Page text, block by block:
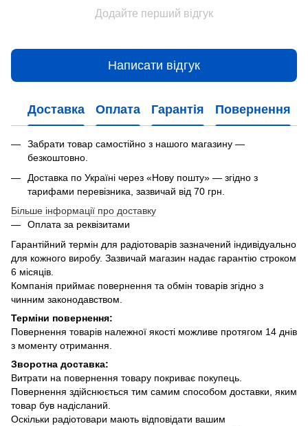
Додайте перший відгук
Написати відгук
Доставка Оплата Гарантія Повернення
Забрати товар самостійно з нашого магазину —
безкоштовно.
Доставка по Україні через «Нову пошту» — згідно з
тарифами перевізника, зазвичай від 70 грн.
Більше інформації про доставку
Оплата за реквізитами
Гарантійний термін для радіотоварів зазначений індивідуально
для кожного виробу. Зазвичай магазин надає гарантію строком
6 місяців.
Компанія приймає повернення та обмін товарів згідно з
чинним законодавством.
Терміни повернення:
Повернення товарів належної якості можливе протягом 14 днів
з моменту отримання.
Зворотна доставка:
Витрати на повернення товару покриває покупець.
Повернення здійснюється тим самим способом доставки, яким
товар був надісланий.
Оскільки радіотовари мають відповідати вашим